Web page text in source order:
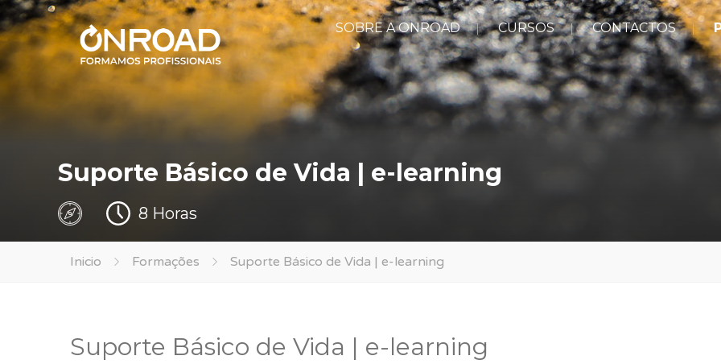
SOBRE A ONROAD CURSOS CONTACTOS
Suporte Básico de Vida | e-learning
8 Horas
Inicio Formações Suporte Básico de Vida | e-learning
Suporte Básico de Vida | e-learning